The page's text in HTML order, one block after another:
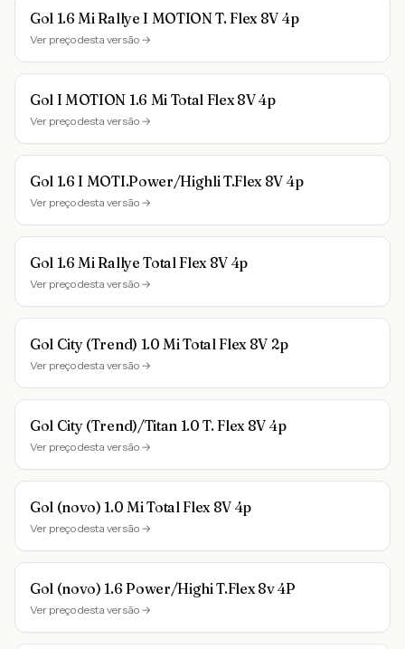
Gol 1.6 Mi Rallye I MOTION T. Flex 8V 4p
Ver preço desta versão →
Gol I MOTION 1.6 Mi Total Flex 8V 4p
Ver preço desta versão →
Gol 1.6 I MOTI.Power/Highli T.Flex 8V 4p
Ver preço desta versão →
Gol 1.6 Mi Rallye Total Flex 8V 4p
Ver preço desta versão →
Gol City (Trend) 1.0 Mi Total Flex 8V 2p
Ver preço desta versão →
Gol City (Trend)/Titan 1.0 T. Flex 8V 4p
Ver preço desta versão →
Gol (novo) 1.0 Mi Total Flex 8V 4p
Ver preço desta versão →
Gol (novo) 1.6 Power/Highi T.Flex 8v 4P
Ver preço desta versão →